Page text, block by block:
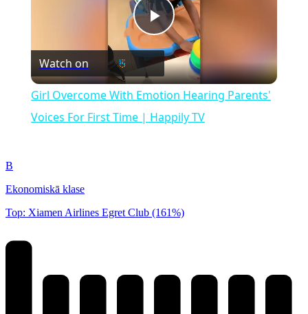
Play
Video
Watch on
Girl Overcome With Emotion Hearing Parents'
Voices For First Time | Happily TV
B
Ekonomiskā klase
Top: Xiamen Airlines Egret Club (161%)